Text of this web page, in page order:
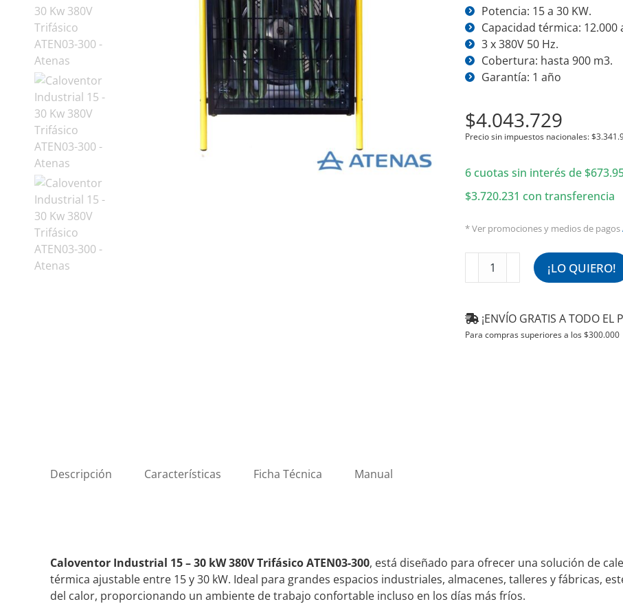
Potencia: 15 a 30 KW.
Capacidad térmica: 12.000
3 x 380V 50 Hz.
Cobertura: hasta 900 m3.
Garantía: 1 año
$4.043.729
Precio sin impuestos nacionales:$
6 cuotas sin interés de $
$3.720.231 con transferencia
* Ver promociones y medios de pagos
Caloventor
Industrial
-
30
Kw
¡LO QUIERO!
¡ENVÍO GRATIS A TODO EL
Para compras superiores a los$300.000
Descripción Características Ficha Técnica Manual
Caloventor Industrial 15 – 30 kW 380V Trifásico ATEN03-300, está diseñado para ofrecer una solución de
térmica ajustable entre 15 y 30 kW. Ideal para grandes espacios industriales, almacenes, talleres y fábricas,
del calor, proporcionando un ambiente de trabajo confortable incluso en los días más fríos.